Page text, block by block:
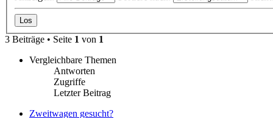
3 Beiträge • Seite 1 von 1
Vergleichbare Themen
Antworten
Zugriffe
Letzter Beitrag
Zweitwagen gesucht?